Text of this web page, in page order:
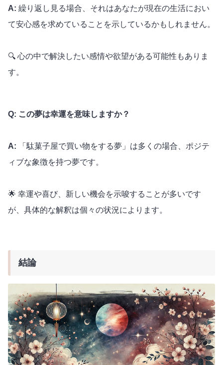
A: 繰り返し見る場合、それはあなたが現在の生活におい
て安心感を求めていることを示しているかもしれません。
🔍 心の中で解決したい感情や欲望がある可能性もありま
す。
Q: この夢は幸運を意味しますか？
A:
「駄菓子屋で買い物をする夢」は多くの場合、ポジテ
ィブな象徴を持つ夢です。
🌟 幸運や喜び、新しい機会を示唆することが多いです
が、具体的な解釈は個々の状況によります。
結論